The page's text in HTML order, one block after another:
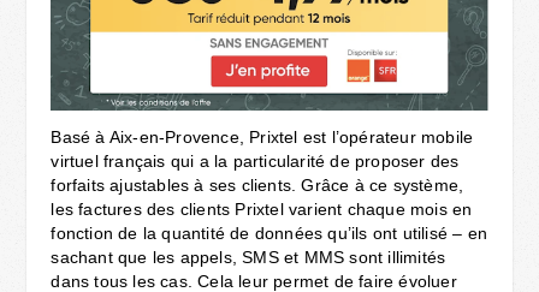
Basé à Aix-en-Provence, Prixtel est l’opérateur mobile
virtuel français qui a la particularité de proposer des
forfaits ajustables à ses clients. Grâce à ce système,
les factures des clients Prixtel varient chaque mois en
fonction de la quantité de données qu’ils ont utilisé – en
sachant que les appels, SMS et MMS sont illimités
dans tous les cas. Cela leur permet de faire évoluer